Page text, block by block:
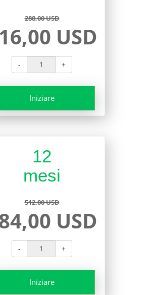
288,00 USD
USD
- +
Iniziare
12
mesi
512,00 USD
USD
- +
Iniziare